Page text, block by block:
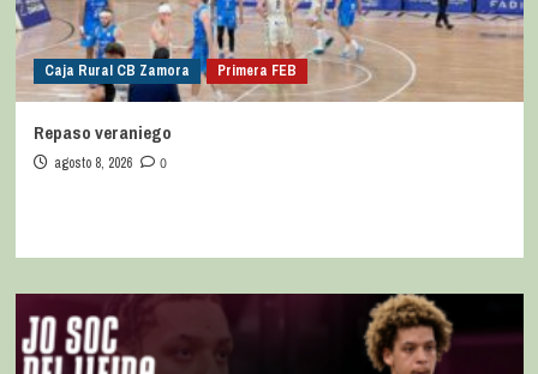
Caja Rural CB Zamora Primera FEB
Repaso veraniego
agosto 8, 2026 0